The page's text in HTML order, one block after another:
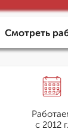
Смотреть
с 2012 г.